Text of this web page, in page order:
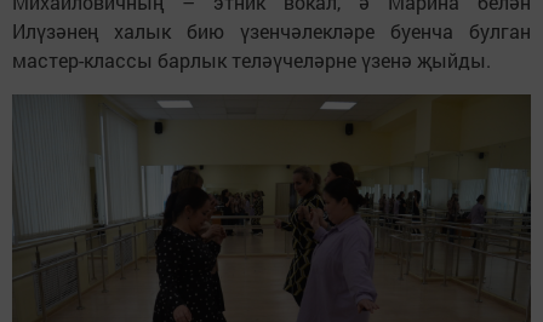
Илүзәнең халык бию үзенчәлекләре буенча булган
мастер-классы барлык теләүчеләрне үзенә җыйды.